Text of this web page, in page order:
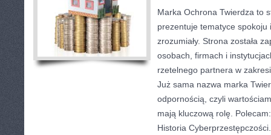
Marka Ochrona Twierdza to
prezentuje tematyce spokoju
zrozumiały. Strona została
osobach, firmach i
rzetelnego partnera w
Już sama nazwa marka
odpornością, czyli
mają kluczową rolę.
Historia